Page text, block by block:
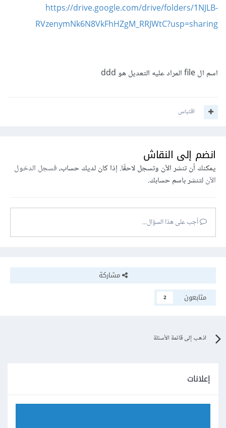
https://drive.google.com/drive/folders/1NJLB-
RVzenymNk6N8VkFhHZgM_RRJWtC?usp=sharing
اسم ال file المراد عليه التعديل هو ddd
اقتباس
انضم إلى النقاش
يمكنك أن تنشر الآن وتسجل لاحقًا. إذا كان لديك حساب،فسجل الدخول
الآنلتنشر باسم حسابك.
أجب على هذا السؤال...
مشاركة
متابعون
2
اذهب إلى قائمة الأسئلة
إعلانات